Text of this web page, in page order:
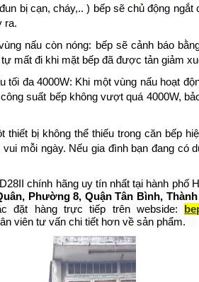
bị cạn, cháy,.. ) bếp sẽ chủ động
ra.
nấu còn nóng: bếp sẽ cảnh báo
mất đi khi mặt bếp đã được tản giảm
tối đa 4000W: Khi một vùng nấu hoạt
suất bếp không vượt quá 4000W,
thiết bị không thể thiếu trong căn bếp
mỗi ngày. Nếu gia đình bạn đang
chính hãng uytín nhất tại hành phố
Phường 8, Quận Tân Bình,
đặt hàng trực tiếp trên webside:
viên tư vấn chi tiết hơn về sản phẩm.